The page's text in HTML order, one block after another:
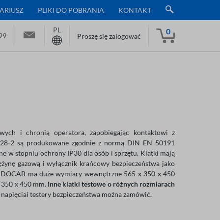
PLIKI DO POBRANIA KONTAKT
PL
Proszę się zalogować
0
i chronią operatora, zapobiegając kontaktowi z
2 są produkowane zgodnie z normą DIN EN 50191
w stopniu ochrony IP30 dla osób i sprzętu. Klatki mają
gazową i wyłącznik krańcowy bezpieczeństwa jako
ma duże wymiary wewnętrzne 565 x 350 x 450
x 450 mm. Inne klatki testowe o różnych rozmiarach
testery bezpieczeństwa można zamówić.